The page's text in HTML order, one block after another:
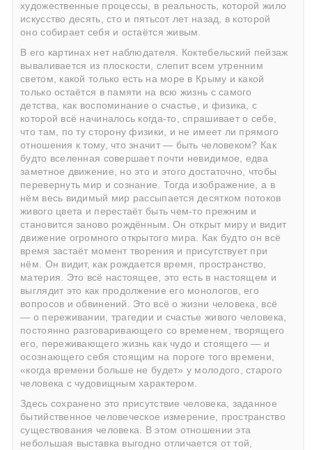
художественные процессы, в реальность, которой жило
искусство десять, сто и пятьсот лет назад, в которой
оно собирает себя и остаётся живым.
В его картинах нет наблюдателя. Коктебельский пейзаж
вываливается из плоскости, слепит всем утренним
светом, какой только есть на море в Крыму и какой
только остаётся в памяти на всю жизнь с самого
детства, как воспоминание о счастье, и физика, с
которой всё начиналось когда-то, спрашивает о себе,
что там, по ту сторону физики, и не имеет ли прямого
отношения к тому, что значит — быть человеком? Как
будто вселенная совершает почти невидимое, едва
заметное движение, но это и этого достаточно, чтобы
перевернуть мир и сознание. Тогда изображение, а в
нём весь видимый мир рассыпается десятком потоков
живого цвета и перестаёт быть чем-то прежним и
становится заново рождённым. Он открыт миру и видит
движение огромного открытого мира. Как будто он всё
время застаёт момент творения и присутствует при
нём. Он видит, как рождается время, пространство,
материя. Это всё настоящее, это есть в настоящем и
выглядит это как продолжение его монологов, его
вопросов и обвинений. Это всё о жизни человека, всё
— о переживании, трагедии и счастье живого человека,
постоянно разговаривающего со временем, творящего
его, переживающего жизнь как чудо и стоящего — и
осознающего себя стоящим на пороге того времени,
«когда времени больше не будет» у молодого, старого
человека с чудовищным характером.
Здесь сохранено это присутствие человека, заданное
бытийственное человеческое измерение, пространство
существования человека. В этом отношении эта
небольшая выставка выгодно отличается от той,